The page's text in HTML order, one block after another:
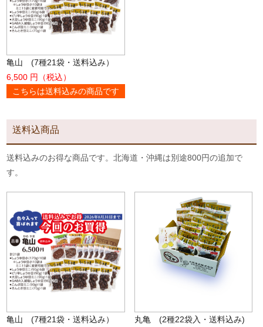
亀山 (7種21袋・送料込み）
6,500 円（税込）
こちらは送料込みの商品です
送料込商品
送料込みのお得な商品です。北海道・沖縄は別途800円の追加で
す。
亀山 (7種21袋・送料込み）
丸亀 (2種22袋入・送料込み)